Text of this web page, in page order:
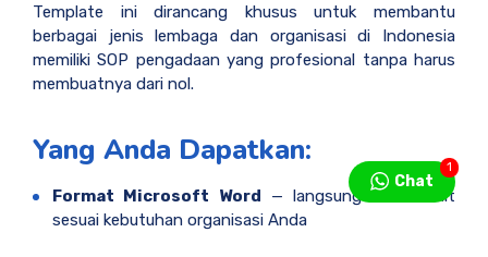
Template ini dirancang khusus untuk membantu
berbagai jenis lembaga dan organisasi di Indonesia
memiliki SOP pengadaan yang profesional tanpa harus
membuatnya dari nol.
Yang Anda Dapatkan:
Format Microsoft Word — langsung bisa diedit
sesuai kebutuhan organisasi Anda
Chat
1